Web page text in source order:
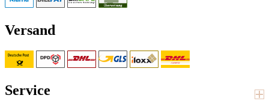
Versand
Service